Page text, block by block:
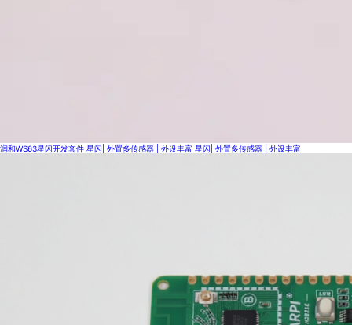
润和WS63星闪开发套件 星闪| 外置多传感器 | 外设丰富 星闪| 外置多传感器 | 外设丰富